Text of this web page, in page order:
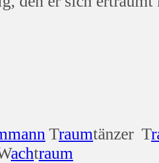
mann Traumtänzer T
achtraum